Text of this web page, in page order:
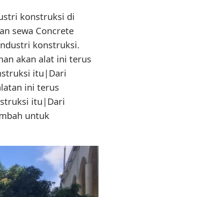
konstruksi di
sewa Concrete
konstruksi.
akan alat ini terus
itu|Dari
ini terus
itu|Dari
untuk